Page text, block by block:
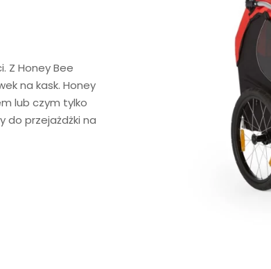
Z Honey Bee
na kask. Honey
lub czym tylko
do przejażdżki na